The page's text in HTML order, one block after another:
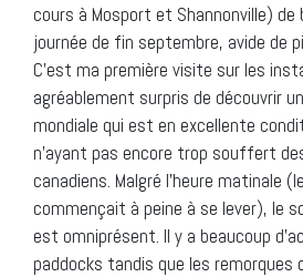
cours à Mosport et Shannonville)
journée de fin septembre, avide de
C’est ma première visite sur les
agréablement surpris de découvrir
mondiale qui est en excellente
n’ayant pas encore trop souffert
canadiens. Malgré l’heure matinale
commençait à peine à se lever), le
est omniprésent. Il y a beaucoup
paddocks tandis que les remorques